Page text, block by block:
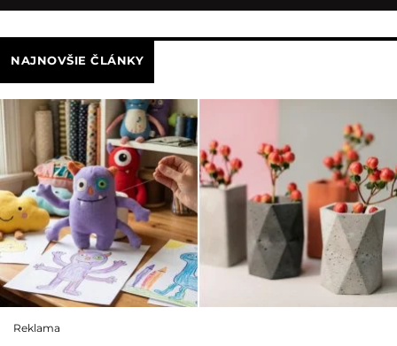
NAJNOVŠIE ČLÁNKY
Reklama